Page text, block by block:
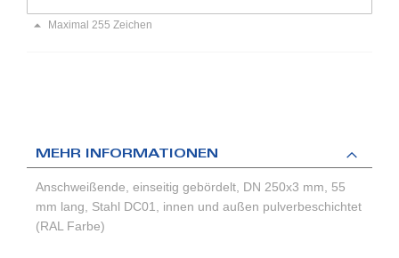
Maximal 255 Zeichen
MEHR INFORMATIONEN
Anschweißende, einseitig gebördelt, DN 250x3 mm, 55
mm lang, Stahl DC01, innen und außen pulverbeschichtet
(RAL Farbe)